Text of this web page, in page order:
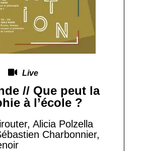
Live
// Que peut la
à l’école ?
Alicia Polzella
Charbonnier,